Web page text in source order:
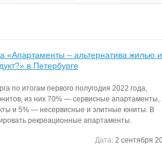
«Апартаменты – альтернатива жилью
в Петербурге
по итогам первого полугодия 2022 года,
из них 70% — сервисные апартаменты,
и 5% — несервисные и элитные юниты. В
рекреационные апартаменты.
Дата: 2 сентября